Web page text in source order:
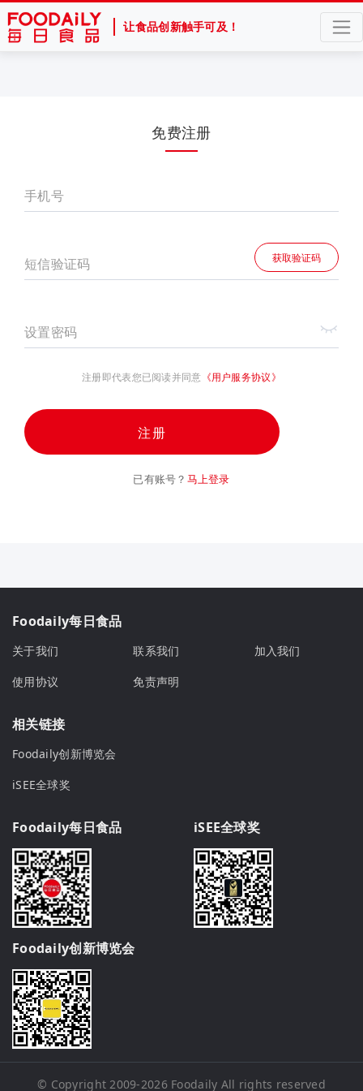
让食品创新触手可及！
免费注册
手机号
短信验证码 获取验证码
设置密码
注册即代表您已阅读并同意 《用户服务协议》
注册
已有账号？ 马上登录
Foodaily每日食品
关于我们 联系我们
加入我们
使用协议
免责声明
相关链接
Foodaily创新博览会
iSEE全球奖
Foodaily每日食品 iSEE全球奖
Foodaily创新博览会
© Copyright 2009-2026 Foodaily All rights reserved